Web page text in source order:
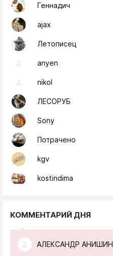
Геннадич
ajax
Летописец
anyen
nikol
ЛЕСОРУБ
Sony
Потрачено
kgv
kostindima
КОММЕНТАРИЙ ДНЯ
АЛЕКСАНДР АНИШИН